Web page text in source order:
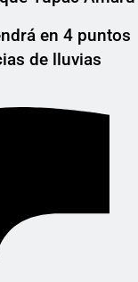
en 4 puntos
de lluvias